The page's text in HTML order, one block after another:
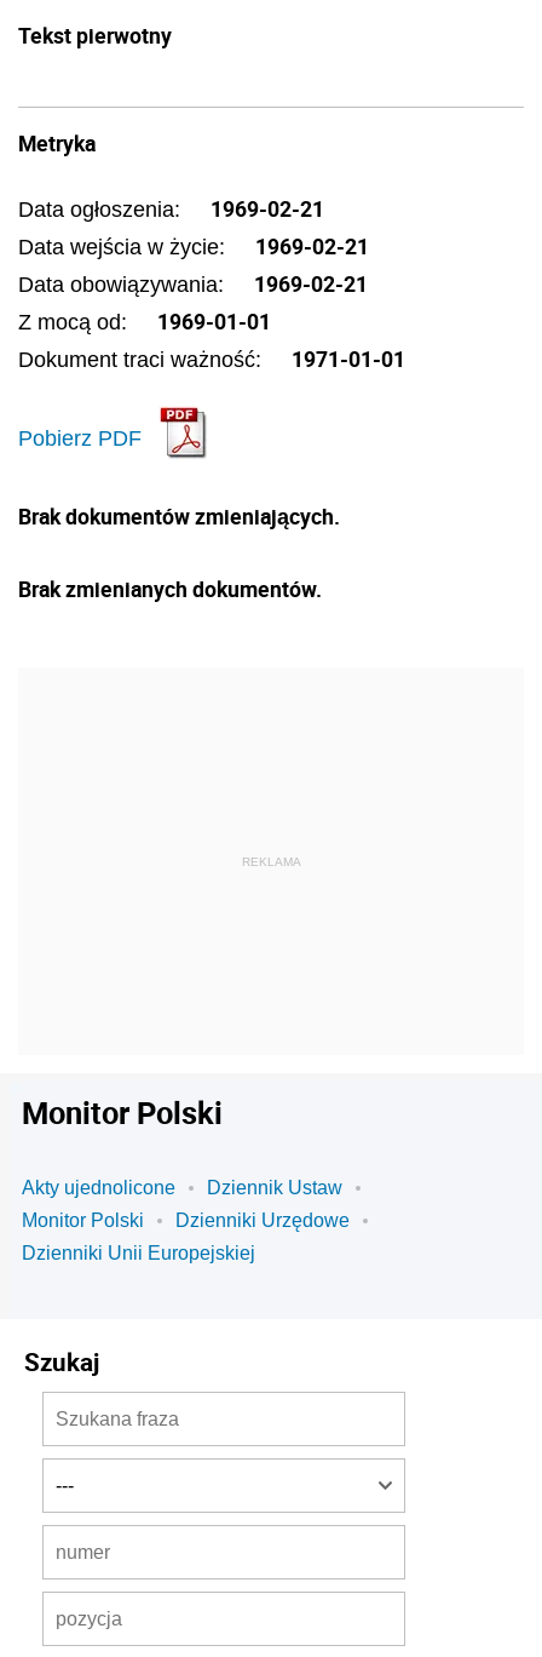
Tekst pierwotny
Metryka
Data ogłoszenia: 1969-02-21
Data wejścia w życie: 1969-02-21
Data obowiązywania: 1969-02-21
Z mocą od: 1969-01-01
Dokument traci ważność: 1971-01-01
Pobierz PDF
Brak dokumentów zmieniających.
Brak zmienianych dokumentów.
Monitor Polski
Akty ujednolicone
Dziennik Ustaw
Monitor Polski
Dzienniki Urzędowe
Dzienniki Unii Europejskiej
Szukaj